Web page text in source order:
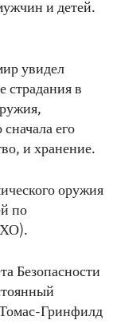
и детей.
увидел
страдания в
его
и хранение.
оружия
по
Безопасности
Гринфилд